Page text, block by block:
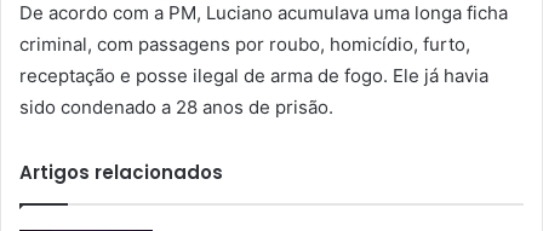
De acordo com a PM, Luciano acumulava uma longa ficha
criminal, com passagens por roubo, homicídio, furto,
receptação e posse ilegal de arma de fogo. Ele já havia
sido condenado a 28 anos de prisão.
Artigos relacionados